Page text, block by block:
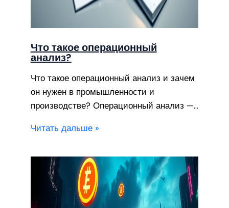
Что такое операционный
анализ?
Что такое операционный анализ и зачем
он нужен в промышленности и
производстве? Операционный анализ —…
Читать дальше »